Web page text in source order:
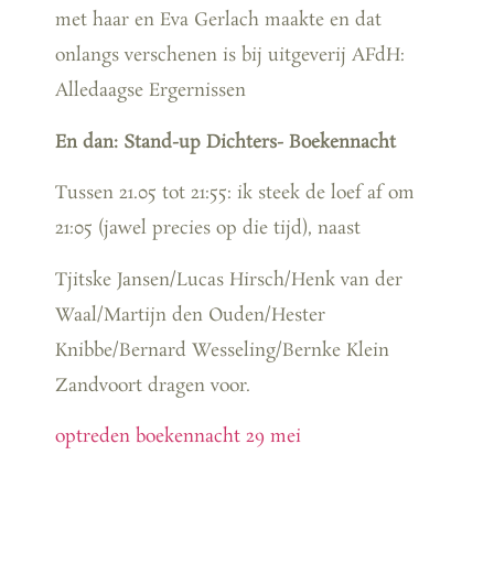
met haar en Eva Gerlach maakte en dat
onlangs verschenen is bij uitgeverij AFdH:
Alledaagse Ergernissen
En dan: Stand-up Dichters- Boekennacht
Tussen 21.05 tot 21:55: ik steek de loef af om
21:05 (jawel precies op die tijd), naast
Tjitske Jansen/Lucas Hirsch/Henk van der
Waal/Martijn den Ouden/Hester
Knibbe/Bernard Wesseling/Bernke Klein
Zandvoort dragen voor.
optreden boekennacht 29 mei